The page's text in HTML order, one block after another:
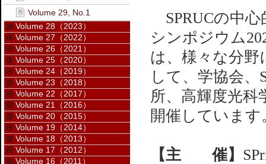
SPRUCの中心
シンポジウム
は、様々な分
して、学協会、
所、高輝度光科
開催しています
【主 催】
Volume 29, No.1
Volume 28（2023）
Volume 27（2022）
Volume 26（2021）
Volume 25（2020）
Volume 24（2019）
Volume 23（2018）
Volume 22（2017）
Volume 21（2016）
Volume 20（2015）
Volume 19（2014）
Volume 18（2013）
Volume 17（2012）
Volume 16（2011）